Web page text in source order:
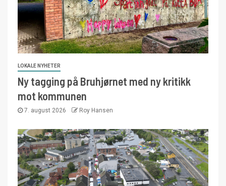
LOKALE NYHETER
Ny tagging på Bruhjørnet med ny kritikk
mot kommunen
7. august 2026 Roy Hansen